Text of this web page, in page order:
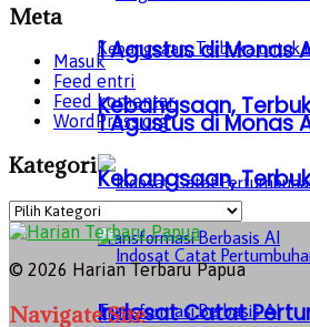
1 Agustus di Monas
Kebangsaan,
Indosat Catat
1 Agustus di Monas
Kebangsaan,
Meta
Masuk
Feed entri
Feed komentar
WordPress.org
Kategori
Kategori
© 2026 Harian Terbaru Papua
Navigate Site